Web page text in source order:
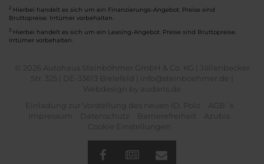
2 Hierbei handelt es sich um ein Finanzierungs-Angebot. Preise sind
Bruttopreise. Irrtümer vorbehalten.
3 Hierbei handelt es sich um ein Leasing-Angebot. Preise sind Bruttopreise.
Irrtümer vorbehalten.
© 2026 Autohaus Steinböhmer GmbH & Co. KG | Jöllenbecker
Str. 325 | DE-33613 Bielefeld | info@steinboehmer.de |
Webdesign by audaris.de
Einladung zur Vorstellung des neuen ID. Polo
AGB´s
Impressum
Datenschutz Barrierefreiheit
Azubis
Cookie Einstellungen